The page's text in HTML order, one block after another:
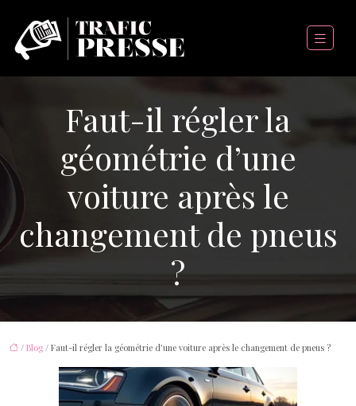
Faut-il régler la
géométrie d’une
voiture après le
changement de pneus
?
/ Blog / Faut-il régler la géométrie d’une voiture après le changement de pneus ?